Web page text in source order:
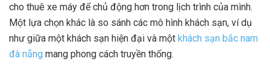
cho thuê xe máy để chủ động hơn trong lịch trình của mình.
Một lựa chọn khác là so sánh các mô hình khách sạn, ví dụ
như giữa một khách sạn hiện đại và một khách sạn bắc nam
đà nẵng mang phong cách truyền thống.